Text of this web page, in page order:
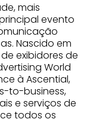
mais
evento
Nascido em
exibidores de
World
à Ascential,
to-business,
e serviços de
todos os